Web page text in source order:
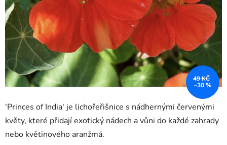
'Princes of India' je lichořeřišnice s nádhernými červenými
květy, které přidají exotický nádech a vůni do každé zahrady
nebo květinového aranžmá.
49 KČ
–30 %